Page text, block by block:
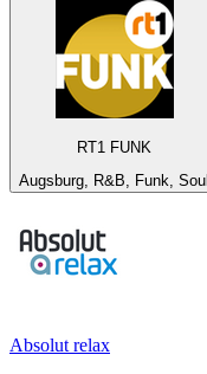
RT1 FUNK
Augsburg, R&B, Funk, Soul
Absolut relax